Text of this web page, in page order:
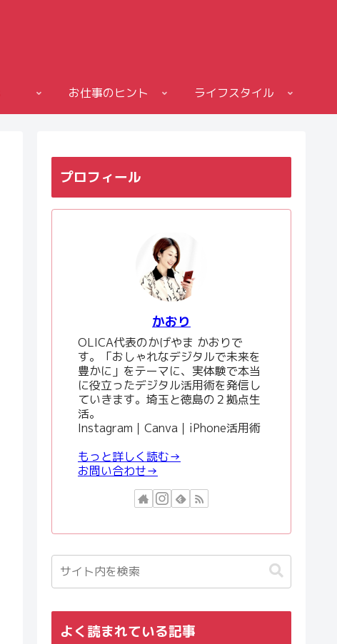
お仕事のヒント ライフスタイル
プロフィール
かおり
OLICA代表のかげやま かおりで
す。「おしゃれなデジタルで未来を
豊かに」をテーマに、実体験で本当
に役立ったデジタル活用術を発信し
ていきます。埼玉と徳島の２拠点生
活。
Instagram｜Canva｜iPhone活用術
もっと詳しく読む→
お問い合わせ→
よく読まれている記事